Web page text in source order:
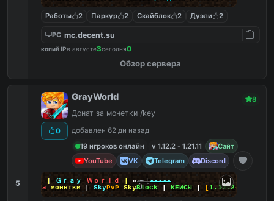
Работы 2 Паркур 2 Скайблок 2 Дуэли 2
PC mc.decent.su
копий IPв августе3сегодня0
Обзор сервера
5
0
GrayWorld 8
Донат за монетки /key
добавлен 62 дн назад
19 игроков онлайн
v 1.12.2 - 1.21.11
Сайт
YouTube
VK Telegram Discord
----- Ｇｒａｙ Ｗｏｒｌｄ «--[-----
Донат за монетки | SkyPvP SkyBlock | КЕЙСЫ | [1.12.2-